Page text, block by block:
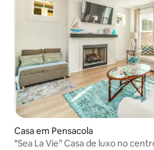
Casa em Pensacola
“Sea La Vie” Casa de luxo no